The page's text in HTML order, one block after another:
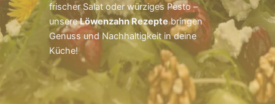
frischer Salat oder würziges Pesto –
unsereLöwenzahn Rezeptebringen
Genuss und Nachhaltigkeit in deine
Küche!